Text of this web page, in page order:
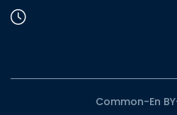
Common-En